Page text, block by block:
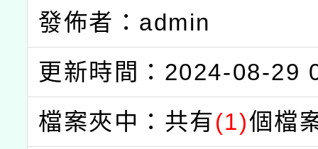
發佈者：admin
更新時間：2024-08-29
檔案夾中：共有(1)個檔